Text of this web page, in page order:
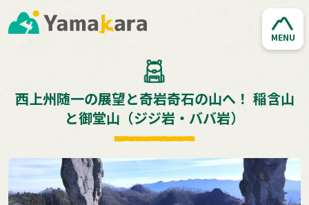
MENU
西上州随一の展望と奇岩奇石の山へ！ 稲含山
と御堂山（ジジ岩・ババ岩）